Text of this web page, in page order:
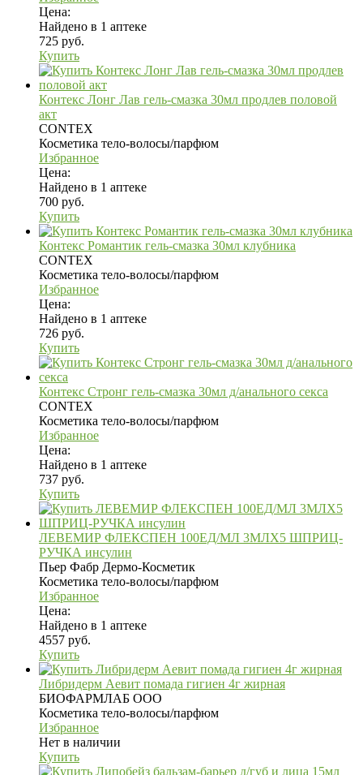
Цена:
Найдено в 1 аптеке
725 руб.
Купить
Контекс Лонг Лав гель-смазка 30мл продлев половой
акт
CONTEX
Косметика тело-волосы/парфюм
Избранное
Цена:
Найдено в 1 аптеке
700 руб.
Купить
Контекс Романтик гель-смазка 30мл клубника
CONTEX
Косметика тело-волосы/парфюм
Избранное
Цена:
Найдено в 1 аптеке
726 руб.
Купить
Контекс Стронг гель-смазка 30мл д/анального секса
CONTEX
Косметика тело-волосы/парфюм
Избранное
Цена:
Найдено в 1 аптеке
737 руб.
Купить
ЛЕВЕМИР ФЛЕКСПЕН 100ЕД/МЛ 3МЛХ5 ШПРИЦ-
РУЧКА инсулин
Пьер Фабр Дермо-Косметик
Косметика тело-волосы/парфюм
Избранное
Цена:
Найдено в 1 аптеке
4557 руб.
Купить
Либридерм Аевит помада гигиен 4г жирная
БИОФАРМЛАБ ООО
Косметика тело-волосы/парфюм
Избранное
Нет в наличии
Купить